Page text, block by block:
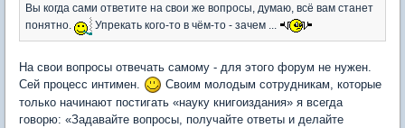
Вы когда сами ответите на свои же вопросы, думаю, всё вам станет
понятно.
Упрекать кого-то в чём-то - зачем ...
На свои вопросы отвечать самому - для этого форум не нужен.
Сей процесс интимен.
Своим молодым сотрудникам, которые
только начинают постигать «науку книгоиздания» я всегда
говорю: «Задавайте вопросы, получайте ответы и делайте